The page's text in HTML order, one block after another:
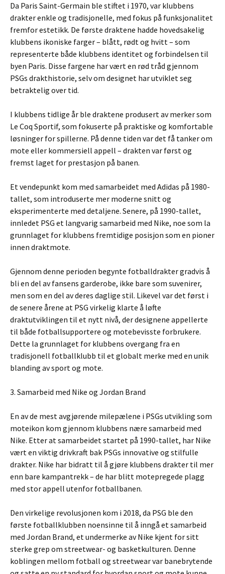
Da Paris Saint-Germain ble stiftet i 1970, var klubbens
drakter enkle og tradisjonelle, med fokus på funksjonalitet
fremfor estetikk. De første draktene hadde hovedsakelig
klubbens ikoniske farger – blått, rødt og hvitt – som
representerte både klubbens identitet og forbindelsen til
byen Paris. Disse fargene har vært en rød tråd gjennom
PSGs drakthistorie, selv om designet har utviklet seg
betraktelig over tid.
I klubbens tidlige år ble draktene produsert av merker som
Le Coq Sportif, som fokuserte på praktiske og komfortable
løsninger for spillerne. På denne tiden var det få tanker om
mote eller kommersiell appell – drakten var først og
fremst laget for prestasjon på banen.
Et vendepunkt kom med samarbeidet med Adidas på 1980-
tallet, som introduserte mer moderne snitt og
eksperimenterte med detaljene. Senere, på 1990-tallet,
innledet PSG et langvarig samarbeid med Nike, noe som la
grunnlaget for klubbens fremtidige posisjon som en pioner
innen draktmote.
Gjennom denne perioden begynte fotballdrakter gradvis å
bli en del av fansens garderobe, ikke bare som suvenirer,
men som en del av deres daglige stil. Likevel var det først i
de senere årene at PSG virkelig klarte å løfte
draktutviklingen til et nytt nivå, der designene appellerte
til både fotballsupportere og motebevisste forbrukere.
Dette la grunnlaget for klubbens overgang fra en
tradisjonell fotballklubb til et globalt merke med en unik
blanding av sport og mote.
3. Samarbeid med Nike og Jordan Brand
En av de mest avgjørende milepælene i PSGs utvikling som
moteikon kom gjennom klubbens nære samarbeid med
Nike. Etter at samarbeidet startet på 1990-tallet, har Nike
vært en viktig drivkraft bak PSGs innovative og stilfulle
drakter. Nike har bidratt til å gjøre klubbens drakter til mer
enn bare kampantrekk – de har blitt motepregede plagg
med stor appell utenfor fotballbanen.
Den virkelige revolusjonen kom i 2018, da PSG ble den
første fotballklubben noensinne til å inngå et samarbeid
med Jordan Brand, et undermerke av Nike kjent for sitt
sterke grep om streetwear- og basketkulturen. Denne
koblingen mellom fotball og streetwear var banebrytende